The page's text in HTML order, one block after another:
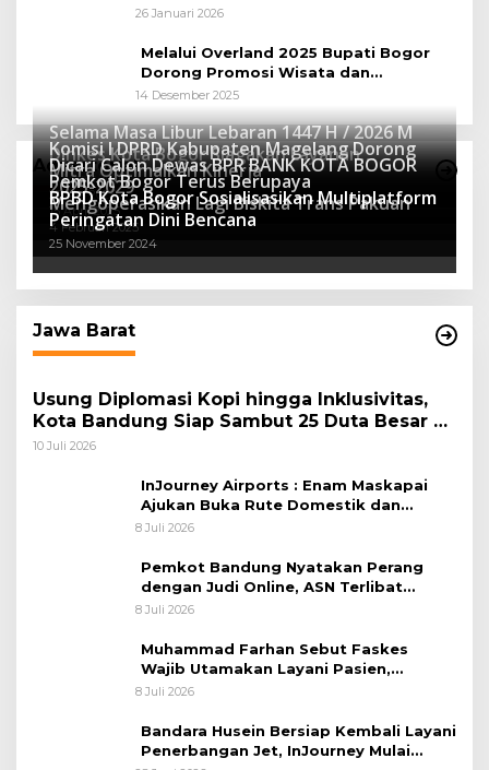
26 Januari 2026
Melalui Overland 2025 Bupati Bogor
Dorong Promosi Wisata dan
Pelestarian Alam
14 Desember 2025
Advertorial
Selama Masa Libur Lebaran 1447 H / 2026 M
Dinkes Kota Bogor Siagakan Layanan
Kesehatan
16 Maret 2026
Komisi I DPRD Kabupaten Magelang Dorong
Mitra Optimalkan Kinerja
27 Mei 2025
Dicari Calon Dewas BPR BANK KOTA BOGOR
2025-2029
15 April 2025
Pemkot Bogor Terus Berupaya
Mengoperasikan Lagi Biskita Trans Pakuan
4 Februari 2025
BPBD Kota Bogor Sosialisasikan Multiplatform
Peringatan Dini Bencana
25 November 2024
Jawa Barat
Usung Diplomasi Kopi hingga Inklusivitas,
Kota Bandung Siap Sambut 25 Duta Besar di
Festival Asia Afrika 2026
10 Juli 2026
InJourney Airports : Enam Maskapai
Ajukan Buka Rute Domestik dan
Internasional dari Bandara Husein
8 Juli 2026
Pemkot Bandung Nyatakan Perang
dengan Judi Online, ASN Terlibat
Terancam Dipecat Tidak Hormat
8 Juli 2026
Muhammad Farhan Sebut Faskes
Wajib Utamakan Layani Pasien,
Penolakan akan Berujung Sanksi Tegas
8 Juli 2026
Bandara Husein Bersiap Kembali Layani
Penerbangan Jet, InJourney Mulai